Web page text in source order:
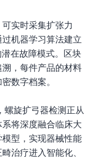
实时采集扩张力
机器学习算法建立
在故障模式。区块
，每件产品的材料
数字档案。
螺旋扩弓器检测正从
将深度融合临床大
型，实现器械性能
治疗进入智能化、